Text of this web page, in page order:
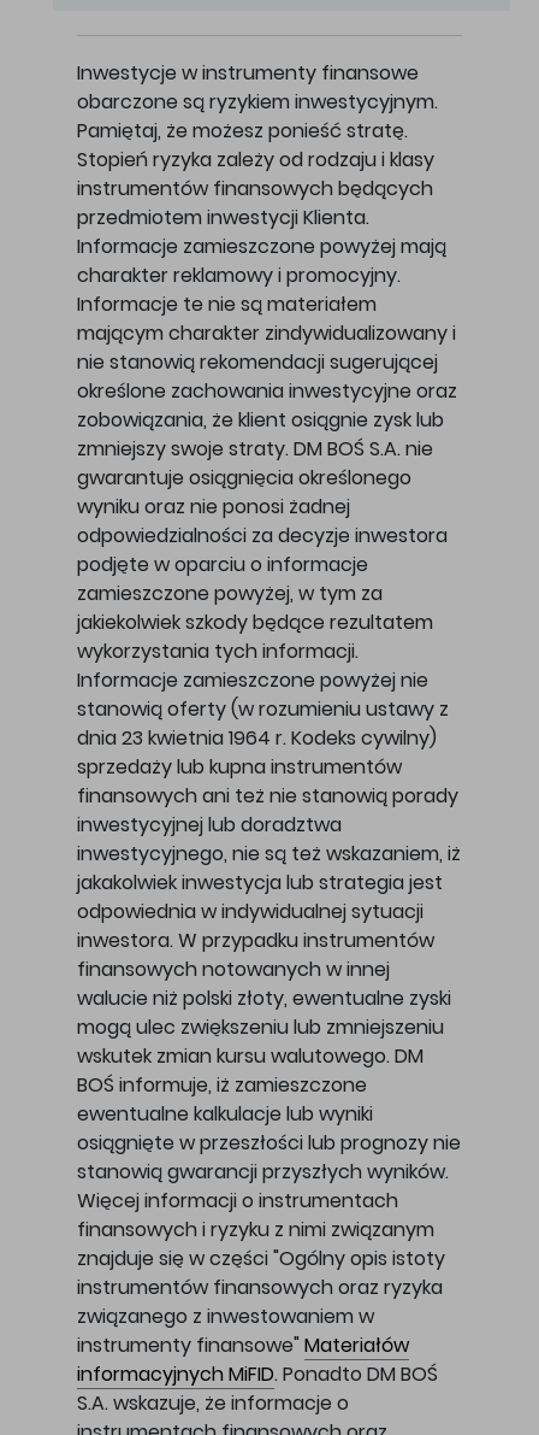
Inwestycje w instrumenty finansowe
obarczone są ryzykiem inwestycyjnym.
Pamiętaj, że możesz ponieść stratę.
Stopień ryzyka zależy od rodzaju i klasy
instrumentów finansowych będących
przedmiotem inwestycji Klienta.
Informacje zamieszczone powyżej mają
charakter reklamowy i promocyjny.
Informacje te nie są materiałem
mającym charakter zindywidualizowany i
nie stanowią rekomendacji sugerującej
określone zachowania inwestycyjne oraz
zobowiązania, że klient osiągnie zysk lub
zmniejszy swoje straty. DM BOŚ S.A. nie
gwarantuje osiągnięcia określonego
wyniku oraz nie ponosi żadnej
odpowiedzialności za decyzje inwestora
podjęte w oparciu o informacje
zamieszczone powyżej, w tym za
jakiekolwiek szkody będące rezultatem
wykorzystania tych informacji.
Informacje zamieszczone powyżej nie
stanowią oferty (w rozumieniu ustawy z
dnia 23 kwietnia 1964 r. Kodeks cywilny)
sprzedaży lub kupna instrumentów
finansowych ani też nie stanowią porady
inwestycyjnej lub doradztwa
inwestycyjnego, nie są też wskazaniem, iż
jakakolwiek inwestycja lub strategia jest
odpowiednia w indywidualnej sytuacji
inwestora. W przypadku instrumentów
finansowych notowanych w innej
walucie niż polski złoty, ewentualne zyski
mogą ulec zwiększeniu lub zmniejszeniu
wskutek zmian kursu walutowego. DM
BOŚ informuje, iż zamieszczone
ewentualne kalkulacje lub wyniki
osiągnięte w przeszłości lub prognozy nie
stanowią gwarancji przyszłych wyników.
Więcej informacji o instrumentach
finansowych i ryzyku z nimi związanym
znajduje się w części "Ogólny opis istoty
instrumentów finansowych oraz ryzyka
związanego z inwestowaniem w
instrumenty finansowe" Materiałów
informacyjnych MiFID. Ponadto DM BOŚ
S.A. wskazuje, że informacje o